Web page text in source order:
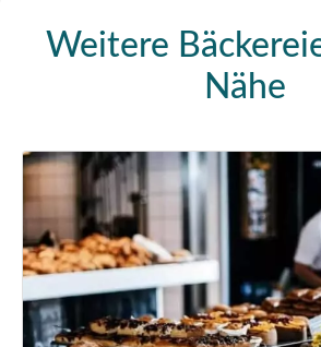
Weitere
Nähe